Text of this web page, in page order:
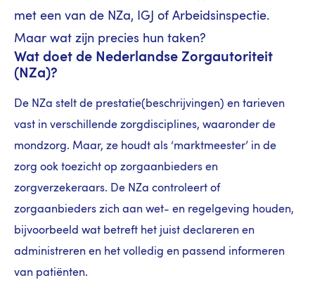
met een van de NZa, IGJ of Arbeidsinspectie.
Maar wat zijn precies hun taken?
Wat doet de Nederlandse Zorgautoriteit
(NZa)?
De NZa stelt de prestatie(beschrijvingen) en tarieven
vast in verschillende zorgdisciplines, waaronder de
mondzorg. Maar, ze houdt als ‘marktmeester’ in de
zorg ook toezicht op zorgaanbieders en
zorgverzekeraars. De NZa controleert of
zorgaanbieders zich aan wet- en regelgeving houden,
bijvoorbeeld wat betreft het juist declareren en
administreren en het volledig en passend informeren
van patiënten.